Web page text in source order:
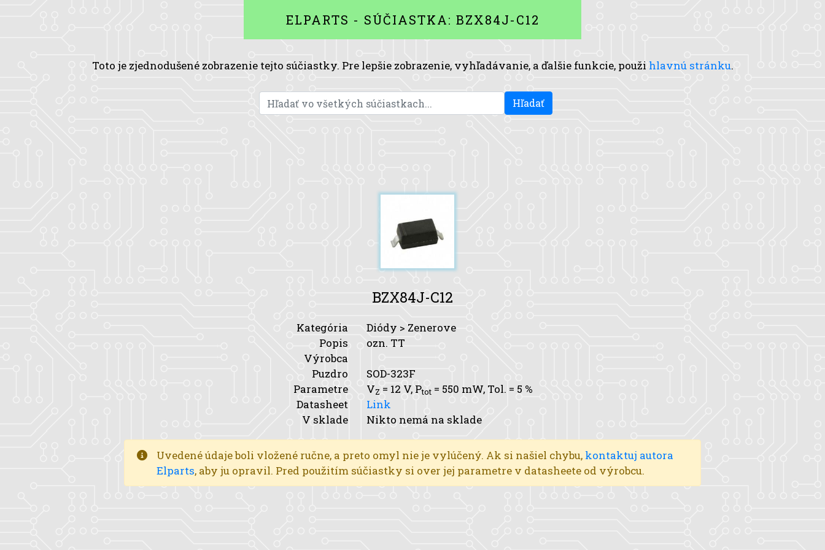
ELPARTS - SÚČIASTKA: BZX84J-C12
Toto je zjednodušené zobrazenie tejto súčiastky. Pre lepšie zobrazenie, vyhľadávanie, a ďalšie funkcie, použi hlavnú stránku.
Hľadať
BZX84J-C12
Kategória
Diódy > Zenerove
Popis
ozn. TT
Výrobca
Puzdro
SOD-323F
Parametre
VZ = 12 V, Ptot = 550 mW, Tol. = 5 %
Datasheet
Link
V sklade
Nikto nemá na sklade
Uvedené údaje boli vložené ručne, a preto omyl nie je vylúčený. Ak si našiel chybu, kontaktuj autora
Elparts, aby ju opravil. Pred použitím súčiastky si over jej parametre v datasheete od výrobcu.